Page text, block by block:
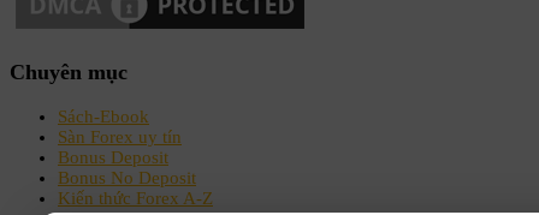
Chuyên mục
Sách-Ebook
Sàn Forex uy tín
Bonus Deposit
Bonus No Deposit
Kiến thức Forex A-Z